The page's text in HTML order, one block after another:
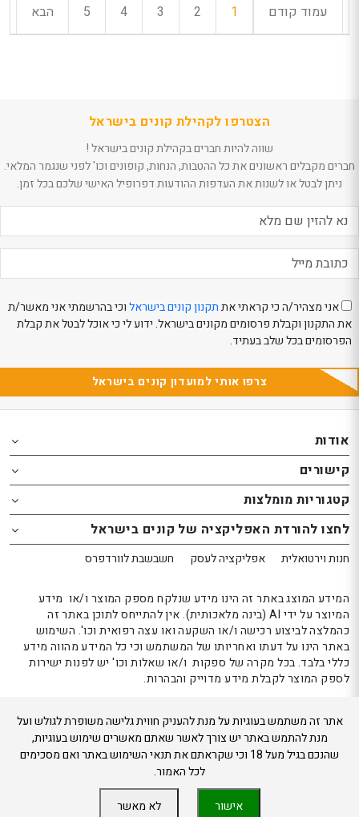
עמוד קודם 1
2
3
4
5 הבא
הצטרפו לקהילת קונים בישראל
שווה להיות חברים בקהילת קונים בישראל !
חברים מקבלים ראשונים את כל ההטבות, הנחות, קופונים וכו' לפני שנגמר המלאי.
ניתן לבטל או לשנות את העדפות ההודעות דפרופיל האישי שלכם בכל זמן.
אני מצהיר/ה כי קראתי אתתקנון קונים בישראלוכי בהרשמתי אני מאשר/ת
את התקנון וקבלת פרסומים מקונים בישראל. ידוע לי כי אוכל לבטל את קבלת
הפרסומים בכל שלב בעתיד.
צרפו אותי למועדון קונים בישראל
footer
the
website,
באפשרותך
ללחוץ
אנטר
לאזור
הבא
footer
the
website,
באפשרותך
ללחוץ
אנטר
לאזור
הבא
אודות
קישורים
קטגוריות מומלצות
לחצו להורדת האפליקציה של קונים בישראל
חנות וירטואלית אפליקציה לעסק חשבשבת לוורדפרס
המידע המוצג באתר זה הינו מידע שנלקח מספק המוצר ו/או מידע
המיוצר על ידי AI (בינה מלאכותית). אין להתייחס לתוכן באתר זה
כהמלצה לביצוע רכישה ו/או השקעה ואו עצה רפואית וכו'. השימוש
באתר הינו על דעתו ואחריותו של המשתמש וכי כל המידע מהווה מידע
כללי בלבד. בכל מקרה של ספקות ו/או שאלות וכו' יש לפנות ישירות
לספק המוצר לקבלת מידע מדוייק והבהרות.
קונים בישראל 2024
אתר זה משתמש בעוגיות על מנת להעניק חווית גלישה משופרת לגולש ועל
מנת להתמש באתר יש צורך לאשר שאתם מאשרים שימוש בעוגיות,
שהנכם בגיל מעל 18 וכי שקראתם את תנאי השימוש באתר ואם מסכימים
לכל האמור.
אישור לא מאשר